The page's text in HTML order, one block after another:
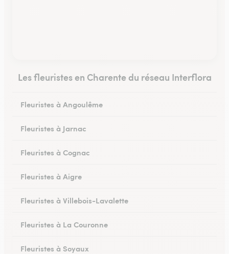
Les fleuristes en Charente du réseau Interflora
Fleuristes à Angoulême
Fleuristes à Jarnac
Fleuristes à Cognac
Fleuristes à Aigre
Fleuristes à Villebois-Lavalette
Fleuristes à La Couronne
Fleuristes à Soyaux